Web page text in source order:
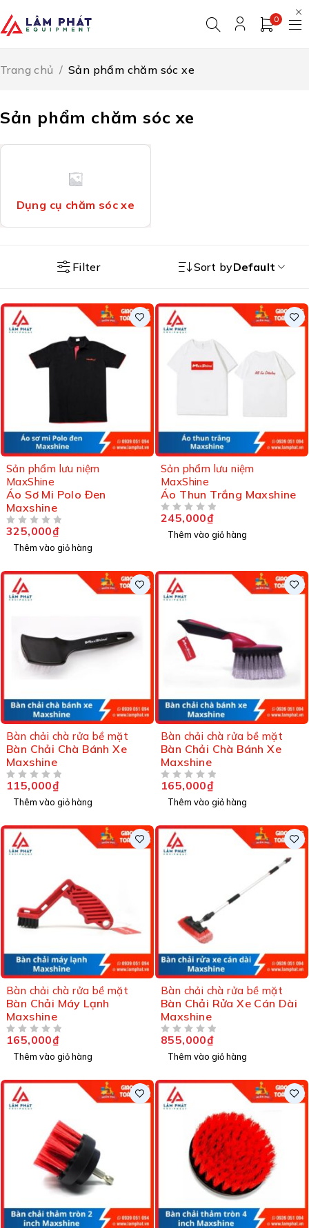
0
Sản phẩm chăm sóc xe
Trang chủ / Sản phẩm chăm sóc xe
Dụng cụ chăm sóc xe
Filter Sort byDefault
Sản phẩm lưu niệm
MaxShine
Áo Sơ Mi Polo Đen
Maxshine
325,000₫
Thêm vào giỏ hàng
Sản phẩm lưu niệm
MaxShine
Áo Thun Trắng Maxshine
245,000₫
Thêm vào giỏ hàng
Bàn chải chà rửa bề mặt
Bàn Chải Chà Bánh Xe
Maxshine
115,000₫
Thêm vào giỏ hàng
Bàn chải chà rửa bề mặt
Bàn Chải Chà Bánh Xe
Maxshine
165,000₫
Thêm vào giỏ hàng
Bàn chải chà rửa bề mặt
Bàn Chải Máy Lạnh
Maxshine
165,000₫
Thêm vào giỏ hàng
Bàn chải chà rửa bề mặt
Bàn Chải Rửa Xe Cán Dài
Maxshine
855,000₫
Thêm vào giỏ hàng